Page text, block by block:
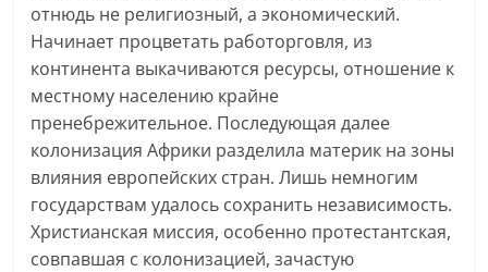
отнюдь не религиозный, а экономический.
Начинает процветать работорговля, из
континента выкачиваются ресурсы, отношение к
местному населению крайне
пренебрежительное. Последующая далее
колонизация Африки разделила материк на зоны
влияния европейских стран. Лишь немногим
государствам удалось сохранить независимость.
Христианская миссия, особенно протестантская,
совпавшая с колонизацией, зачастую